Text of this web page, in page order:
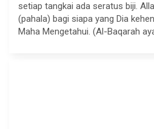
setiap tangkai ada seratus biji.
(pahala) bagi siapa yang Dia
Maha Mengetahui. (Al-Baqarah